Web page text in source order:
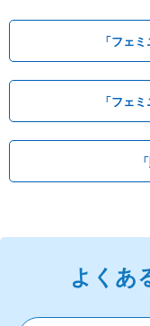
「フェ
「フェ
よくあ